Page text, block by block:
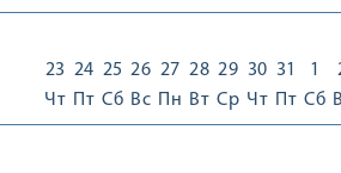
23
Чт
24
Пт
25
Сб
26
Вс
27
Пн
28
Вт
29
Ср
30
Чт
31
Пт
1
Сб